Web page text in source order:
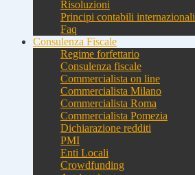
Risoluzioni
Principi contabili internazionali
Faq
Consulenza Fiscale
Regime forfettario
Consulenza fiscale
Commercialista on line
Commercialista Milano
Commercialista Roma
Commercialista Pomezia
Dichiarazione redditi
PMI
Enti Locali
Crowdfunding